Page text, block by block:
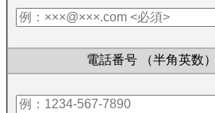
電話番号 （半角英数）